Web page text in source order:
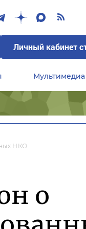
Личный кабинет
Мультимедиа
НКО
о